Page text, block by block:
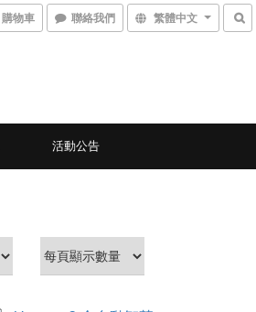
購物車 聯絡我們 繁體中文
活動公告